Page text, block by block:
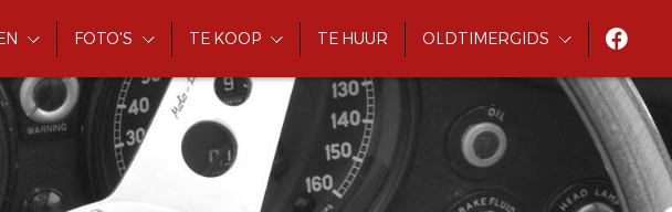
FOTO'S TE KOOP TE HUUR OLDTIMERGIDS